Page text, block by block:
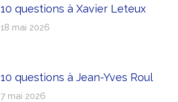
10 questions à Xavier Leteux
18 mai 2026
10 questions à Jean-Yves Roul
7 mai 2026